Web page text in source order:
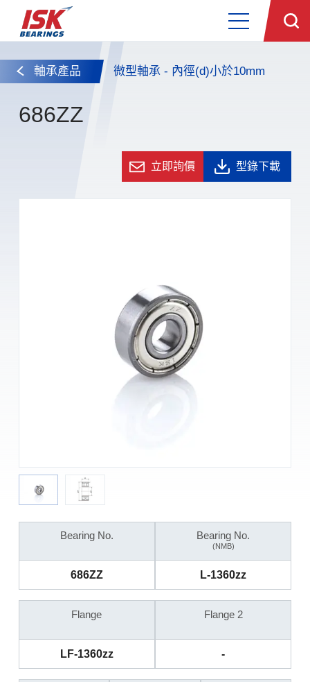
軸承產品 微型軸承 - 內徑(d)小於10mm
686ZZ
立即詢價 型錄下載
Bearing No.
686ZZ
Bearing No.
(NMB)
L-1360zz
Flange
LF-1360zz
Flange 2
-